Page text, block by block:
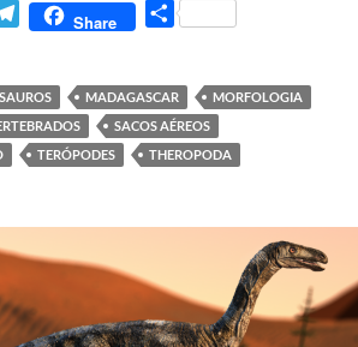
T
e
g
r
Share
S
r
e
MADAGASCAR
MORFOLOGIA
SACOS AÉREOS
TERÓPODES THEROPODA